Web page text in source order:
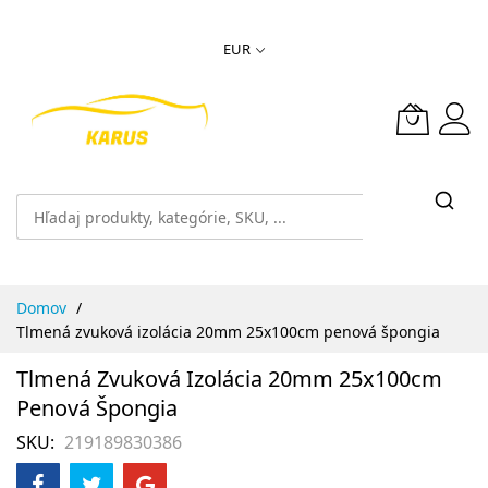
EUR
Domov
Tlmená zvuková izolácia 20mm 25x100cm penová špongia
Tlmená Zvuková Izolácia 20mm 25x100cm
Penová Špongia
SKU 219189830386